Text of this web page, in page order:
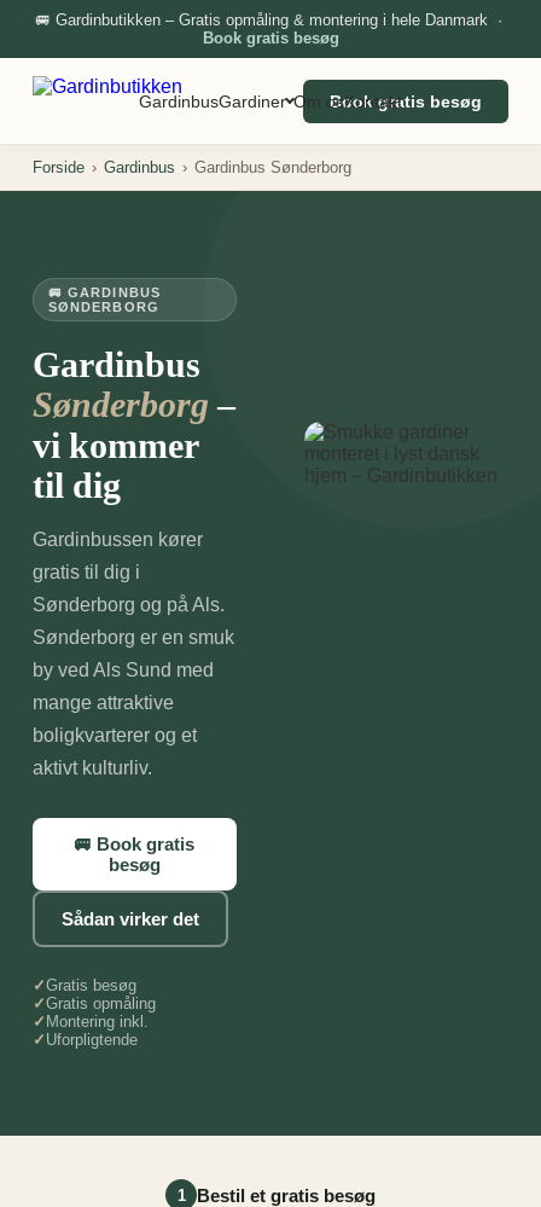
🚐 Gardinbutikken – Gratis opmåling & montering i hele Danmark ·
Book gratis besøg
GardinbusGardiner Om osKontakt
Book gratis besøg
Forside › Gardinbus › Gardinbus Sønderborg
🚐 GARDINBUS
SØNDERBORG
Gardinbus
Sønderborg –
vi kommer
til dig
Gardinbussen kører
gratis til dig i
Sønderborg og på Als.
Sønderborg er en smuk
by ved Als Sund med
mange attraktive
boligkvarterer og et
aktivt kulturliv.
🚐 Book gratis
besøg
Sådan virker det
Gratis besøg
Gratis opmåling
Montering inkl.
Uforpligtende
1 Bestil et gratis besøg